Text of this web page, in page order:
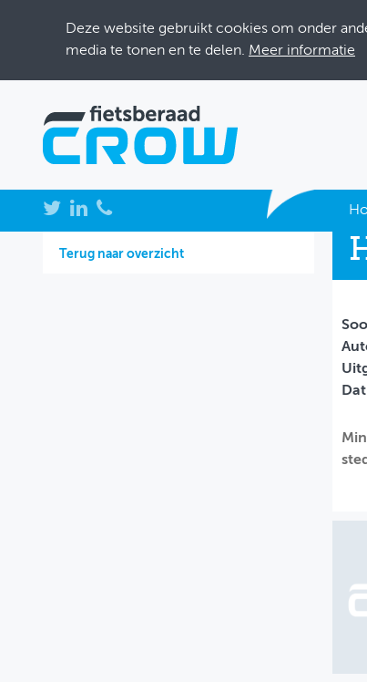
Deze website gebruikt cookies om onder
media te tonen en te delen. Meer informatie
NIEUWS
BIJEENKOMSTEN
Terug naar overzicht